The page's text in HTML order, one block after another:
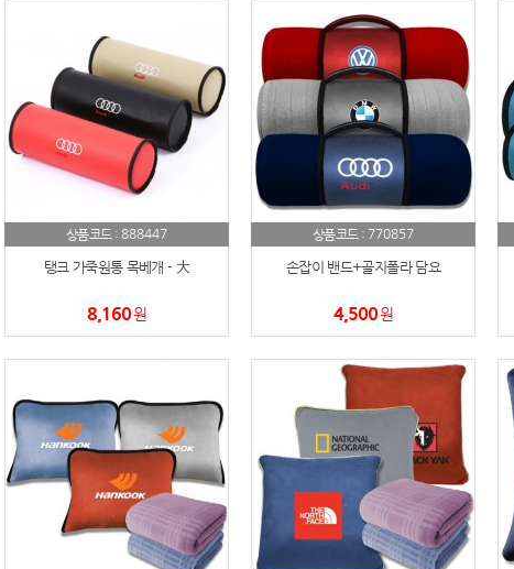
19 스테들러
20 구급
21 물티슈
22 티슈
23 손톱
26 보냉
27 AP-100052
AP-100150
상품코드 : 888447
탱크 가죽원통 목베개 - 大
8,160원
상품코드 : 770857
손잡이 밴드+골지폴라 담요
4,500원